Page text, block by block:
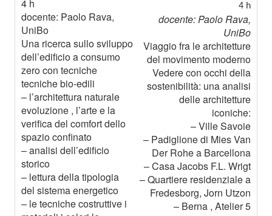
4 h
docente: Paolo Rava,
UniBo
Viaggio fra le architetture
del movimento moderno
Vedere con occhi della
sostenibilità: una analisi
delle architetture
iconiche:
– Ville Savoie
– Padiglione di Mies Van
Der Rohe a Barcellona
– Casa Jacobs F.L. Wrigt
– Quartiere residenziale a
Fredesborg, Jorn Utzon
– Berna , Atelier 5